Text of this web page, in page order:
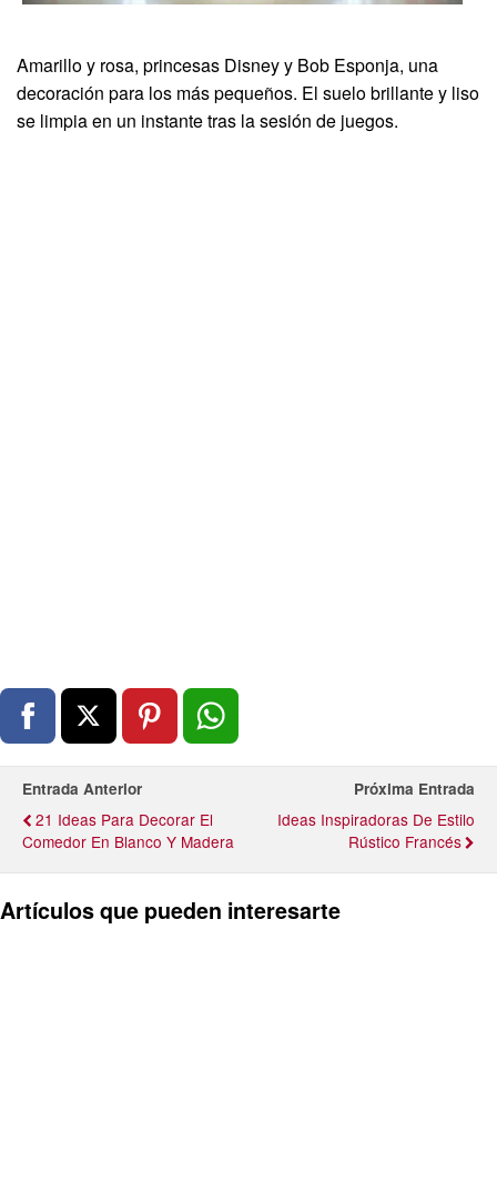
Amarillo y rosa, princesas Disney y Bob Esponja, una
decoración para los más pequeños. El suelo brillante y liso
se limpia en un instante tras la sesión de juegos.
Entrada Anterior
21 Ideas Para Decorar El
Comedor En Blanco Y Madera
Próxima Entrada
Ideas Inspiradoras De Estilo
Rústico Francés
Artículos que pueden interesarte